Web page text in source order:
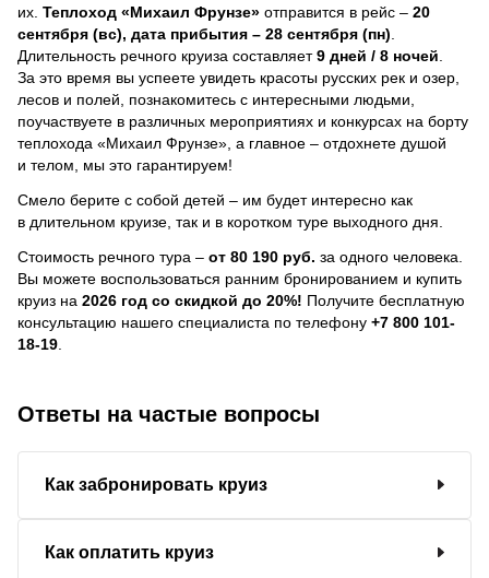
их. Теплоход «Михаил Фрунзе» отправится в рейс – 20
сентября (вс), дата прибытия – 28 сентября (пн)
Длительность речного круиза составляет9 дней / 8 ночей
За это время вы успеете увидеть красоты русских рек и озер,
лесов и полей, познакомитесь с интересными людьми,
поучаствуете в различных мероприятиях и конкурсах на борту
теплохода «Михаил Фрунзе», а главное – отдохнете душой
и телом, мы это гарантируем!
Смело берите с собой детей – им будет интересно как
в длительном круизе, так и в коротком туре выходного дня.
Стоимость речного тура – от 80 190 руб. за одного человека.
Вы можете воспользоваться ранним бронированием и купить
круиз на 2026 год со скидкой до 20%! Получите бесплатную
консультацию нашего специалиста по телефону +7 800 101-
18-19
Ответы на частые вопросы
Как забронировать круиз
Как оплатить круиз